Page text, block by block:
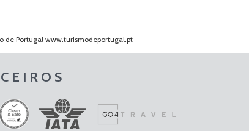
de Portugal www.turismodeportugal.pt